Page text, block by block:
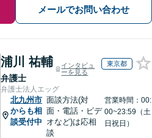
メールでお問い合わせ
浦川 祐輔
弁護士
インタビュ
ーを見る
東京都
弁護士法人エッグ
北九州市
からも相
談受付中
面談方法(対
面・電話・ビデ
オなど)は応相
談
営業時間：00:
00~23:59（土
日祝日）